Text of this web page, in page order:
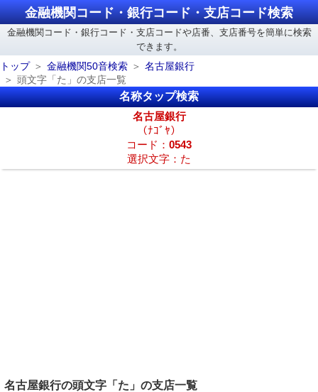
金融機関コード・銀行コード・支店コード検索
金融機関コード・銀行コード・支店コードや店番、支店番号を簡単に検索
できます。
トップ
金融機関50音検索
名古屋銀行
頭文字「た」の支店一覧
名称タップ検索
名古屋銀行
（ﾅｺﾞﾔ）
コード： 0543
選択文字：た
名古屋銀行の頭文字「た」の支店一覧